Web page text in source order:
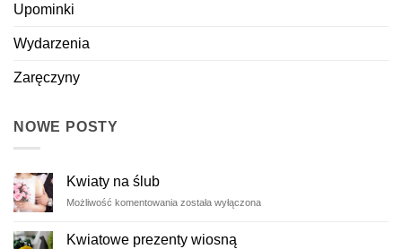
Upominki
Wydarzenia
Zaręczyny
NOWE POSTY
Kwiaty na ślub
Możliwość komentowania Kwiaty
została wyłączona
Kwiatowe prezenty wiosną